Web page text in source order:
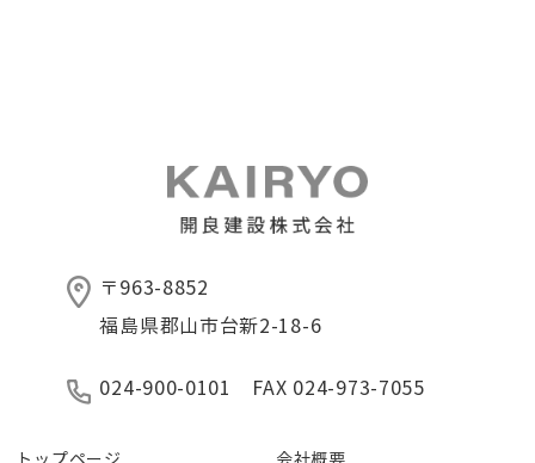
〒963-8852
福島県郡山市台新2-18-6
024-900-0101 FAX 024-973-7055